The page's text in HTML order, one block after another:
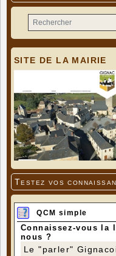
SITE DE LA MAIRIE
Testez vos
QCM simple
Connaissez-vous la
nous ?
Le "parler"